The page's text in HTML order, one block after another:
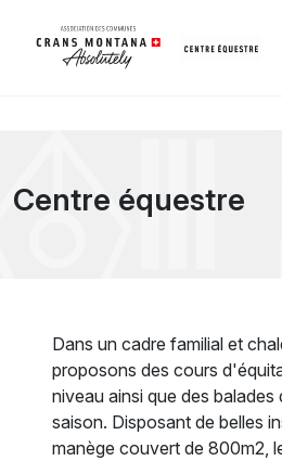
Centre équestre
Dans un cadre familial et
proposons des cours
niveau ainsi que des balades
saison. Disposant de belles
manège couvert de 800m2,